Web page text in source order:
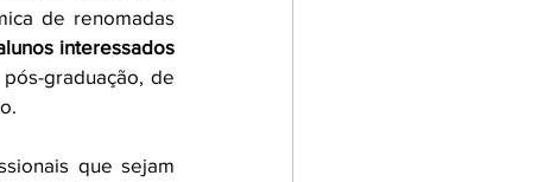
de renomadas
interessados
graduação, de
que sejam